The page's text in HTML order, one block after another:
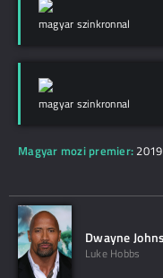
magyar szinkronnal
magyar szinkronnal
Magyar mozi premier:
Dwayne
Luke Hobbs